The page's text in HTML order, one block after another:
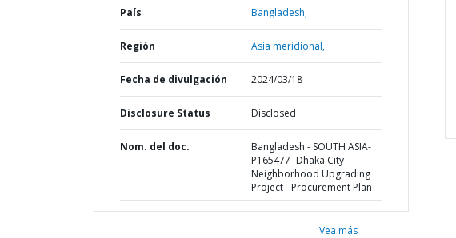
País Bangladesh,
Región Asia meridional,
Fecha de divulgación 2024/03/18
Disclosure Status Disclosed
Nom. del doc.
Bangladesh - SOUTH ASIA-
P165477- Dhaka City
Neighborhood Upgrading
Project - Procurement Plan
Vea más